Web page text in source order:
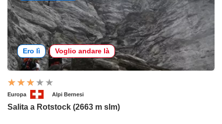
Ero lì Voglio andare là
Europa Alpi Bernesi
Salita a Rotstock (2663 m slm)